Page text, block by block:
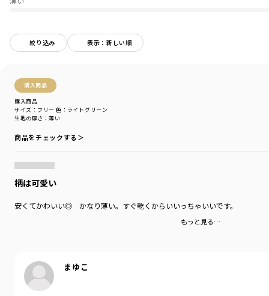
絞り込み 表示：新しい順
購入商品
購入商品
生地の厚さ ：薄い
サイズ：フリー 色：ライトグリーン
商品をチェックする＞
柄は可愛い
安くてかわいい◎ かなり薄い。すぐ乾くからいいっちゃいいです。
もっと見る…
まゆこ
品番はコチラ、
02-4248-026【ベビー/お肌にやさしいシリーズ】
ガーゼ素材のスタイ＆カバーオールセット
ガーゼ素材のブランケット
-----
透け感：なし
伸縮性：なし
■Wガーゼの特徴■
肌触りが良く、高い吸水性があり
通気性にも優れているので
デリケートなベビーの肌にピッタリの素材です
性別タイプ
BABY
商品番号
04-4289-672